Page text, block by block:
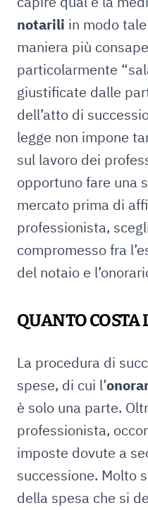
notarili in modo
maniera più
particolarmente
giustificate dalle
dell’atto di
legge non impone
sul lavoro dei
opportuno fare una
mercato prima di
professionista,
compromesso fra
del notaio e
QUANTO COSTA
La procedura di
spese, di cui l’
è solo una parte.
professionista,
imposte dovute a
successione. Molto
della spesa che si